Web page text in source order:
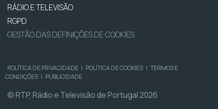
RÁDIO E TELEVISÃO
RGPD
GESTÃO DAS DEFINIÇÕES DE COOKIES
POLÍTICA DE PRIVACIDADE | POLÍTICA DE COOKIES | TERMOS E
CONDIÇÕES | PUBLICIDADE
© RTP, Rádio e Televisão de Portugal 2026